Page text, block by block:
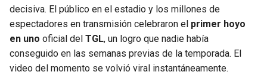
decisiva. El público en el estadio y los millones de
espectadores en transmisión celebraron el primer hoyo
en uno oficial del TGL, un logro que nadie había
conseguido en las semanas previas de la temporada. El
video del momento se volvió viral instantáneamente.